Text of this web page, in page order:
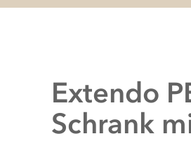
Extendo
Schrank